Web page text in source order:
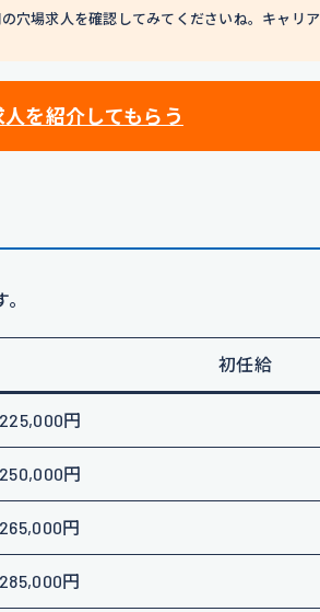
穴場求人を確認してみてくださいね。キャリ
を紹介してもらう
初任給
225,000円
250,000円
265,000円
285,000円